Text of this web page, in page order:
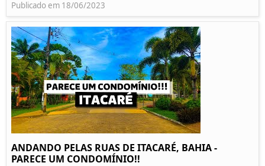
Publicado em 18/06/2023
ANDANDO PELAS RUAS DE ITACARÉ, BAHIA -
PARECE UM CONDOMÍNIO!!